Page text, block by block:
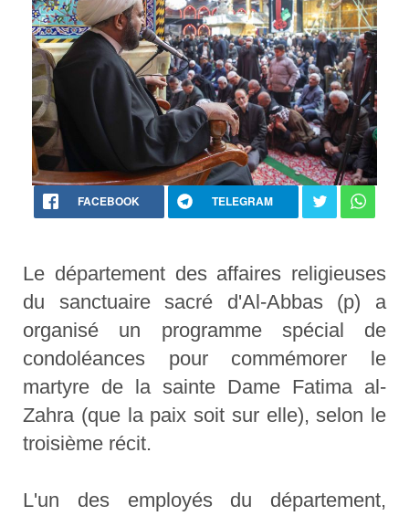
FACEBOOK TELEGRAM
Le département des affaires religieuses
du sanctuaire sacré d'Al-Abbas (p) a
organisé un programme spécial de
condoléances pour commémorer le
martyre de la sainte Dame Fatima al-
Zahra (que la paix soit sur elle), selon le
troisième récit.
L'un des employés du département,